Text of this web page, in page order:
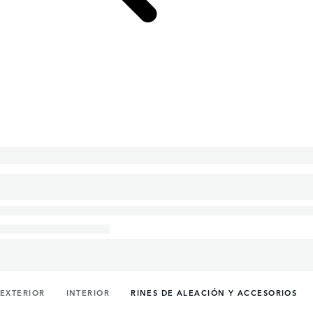
EXTERIOR INTERIOR RINES DE ALEACIÓN Y ACCESORIOS